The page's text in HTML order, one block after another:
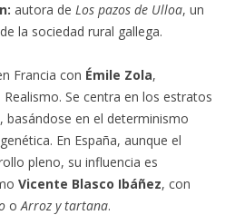
autora de Los pazos de Ulloa, un
la sociedad rural gallega.
Francia con Émile Zola,
Se centra en los estratos
basándose en el determinismo
En España, aunque el
pleno, su influencia es
Vicente Blasco Ibáñez, con
oArroz y tartana.